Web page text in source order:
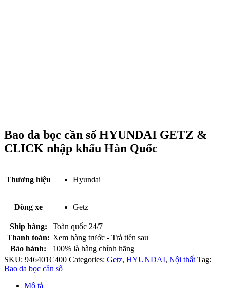
Bao da bọc cần số HYUNDAI GETZ &
CLICK nhập khẩu Hàn Quốc
Thương hiệu Hyundai
Dòng xe Getz
Ship hàng:
Toàn quốc 24/7
Thanh toán: Xem hàng trước - Trả tiền sau
Bảo hành:
100% là hàng chính hãng
SKU: 946401C400 Categories: Getz, HYUNDAI, Nội thất Tag:
Bao da bọc cần số
Mô tả